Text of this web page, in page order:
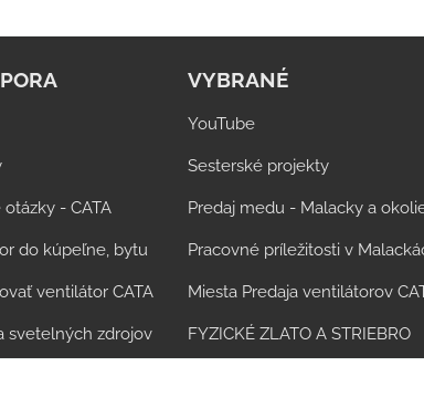
- CATA
do kúpeľne, bytu
ventilátor CATA
svetelných zdrojov
VYBRANÉ
YouTube
Sesterské projekty
Predaj medu - Malacky a
Pracovné príležitosti v
Miesta Predaja ventilátorov
FYZICKÉ ZLATO A STRIEBRO